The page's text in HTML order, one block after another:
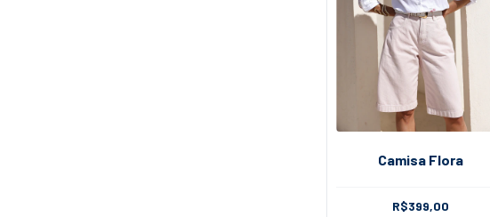
Camisa Flora
R$399,00